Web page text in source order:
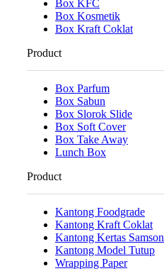
Box KFC
Box Kosmetik
Box Kraft Coklat
Product
Box Parfum
Box Sabun
Box Slorok Slide
Box Soft Cover
Box Take Away
Lunch Box
Product
Kantong Foodgrade
Kantong Kraft Coklat
Kantong Kertas Samson
Kantong Model Tutup
Wrapping Paper